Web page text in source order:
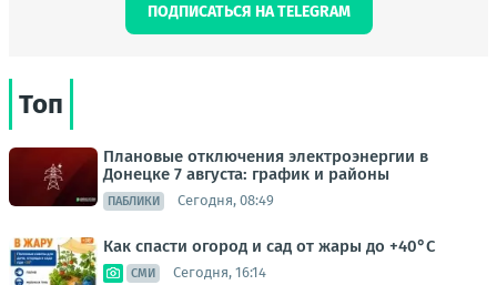
ПОДПИСАТЬСЯ НА TELEGRAM
Топ
Плановые отключения электроэнергии в
Донецке 7 августа: график и районы
ПАБЛИКИ Сегодня, 08:49
Как спасти огород и сад от жары до +40°C
СМИ Сегодня, 16:14